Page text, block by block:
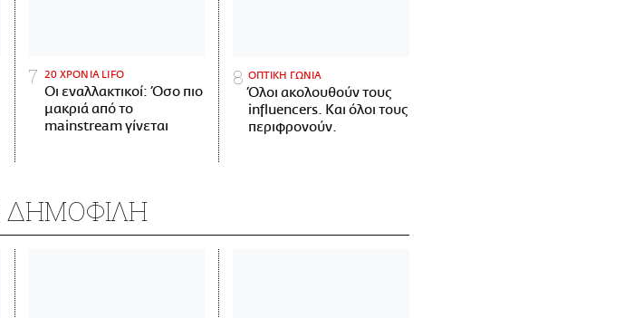
20 ΧΡΟΝΙΑ LIFO
Οι εναλλακτικοί: Όσο πιο
μακριά από το
mainstream γίνεται
ΟΠΤΙΚΗ ΓΩΝΙΑ
Όλοι ακολουθούν τους
influencers. Και όλοι τους
περιφρονούν.
ΔΗΜΟΦΙΛΗ